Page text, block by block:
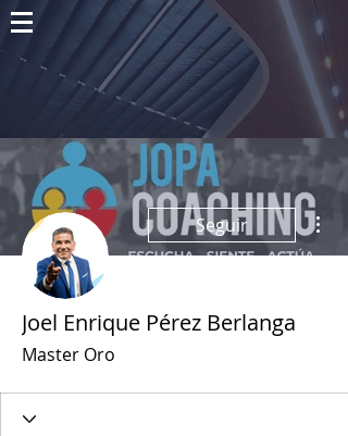
Seguir
Joel Enrique Pérez Berlanga
Master Oro